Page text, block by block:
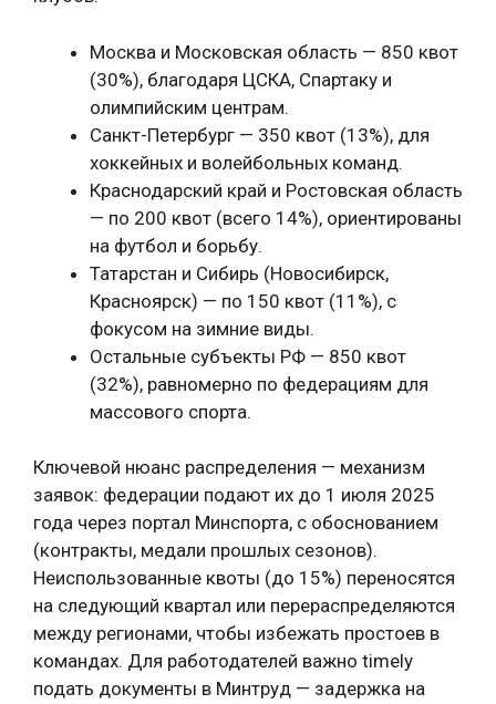
Москва и Московская область — 850 квот
(30%), благодаря ЦСКА, Спартаку и
олимпийским центрам.
Санкт-Петербург — 350 квот (13%), для
хоккейных и волейбольных команд.
Краснодарский край и Ростовская область
— по 200 квот (всего 14%), ориентированы
на футбол и борьбу.
Татарстан и Сибирь (Новосибирск,
Красноярск) — по 150 квот (11%), с
фокусом на зимние виды.
Остальные субъекты РФ — 850 квот
(32%), равномерно по федерациям для
массового спорта.
Ключевой нюанс распределения — механизм
заявок: федерации подают их до 1 июля 2025
года через портал Минспорта, с обоснованием
(контракты, медали прошлых сезонов).
Неиспользованные квоты (до 15%) переносятся
на следующий квартал или перераспределяются
между регионами, чтобы избежать простоев в
командах. Для работодателей важно timely
подать документы в Минтруд — задержка на